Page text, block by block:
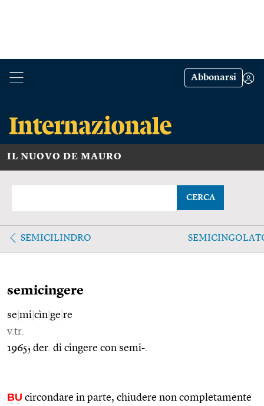
Abbonarsi
IL NUOVO DE MAURO
CERCA
SEMICILINDRO
semicingere
se mi cìn ge re
v.tr.
1965; der. di cingere con semi-.
BU circondare in parte, chiudere non completamente